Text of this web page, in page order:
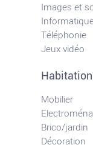
Images et
Téléphonie
Jeux vidéo
Habitation
Mobilier
Brico/jardin
Décoration